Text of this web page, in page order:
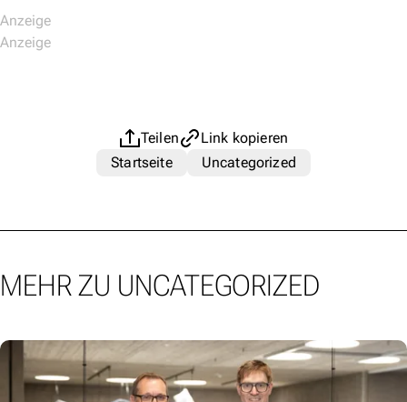
Teilen
Link kopieren
Startseite
Uncategorized
MEHR ZU UNCATEGORIZED